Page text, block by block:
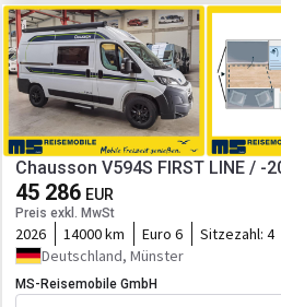
Chausson V594S FIRST LINE / -
45 286 EUR
Preis exkl. MwSt
2026 14000 km Euro 6 Sitzezahl: 4
Deutschland, Münster
MS-Reisemobile GmbH